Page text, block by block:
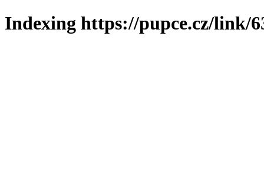
Indexing https://pupce.cz/link/